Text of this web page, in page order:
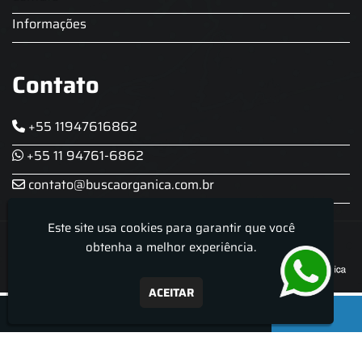
Informações
Contato
+55 11947616862
+55 11 94761-6862
contato@buscaorganica.com.br
Roda do Chopp - Aluguel De Chopeira
Este site usa cookies para garantir que você
obtenha a melhor experiência.
ACEITAR